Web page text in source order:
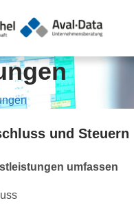
und Steuern
umfassen